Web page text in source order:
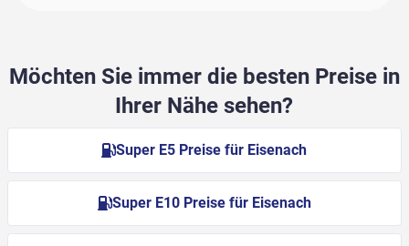
Möchten Sie immer die besten Preise in
Ihrer Nähe sehen?
Super E5 Preise für Eisenach
Super E10 Preise für Eisenach